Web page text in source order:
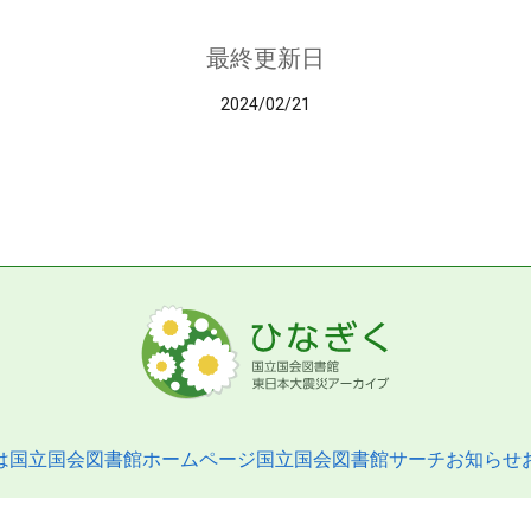
最終更新日
2024/02/21
国立国会図書館ホームページ国立国会図書館サーチお知らせ